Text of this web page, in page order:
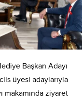
Başkan Adayı
üyesi adaylarıyla
makamında ziyaret